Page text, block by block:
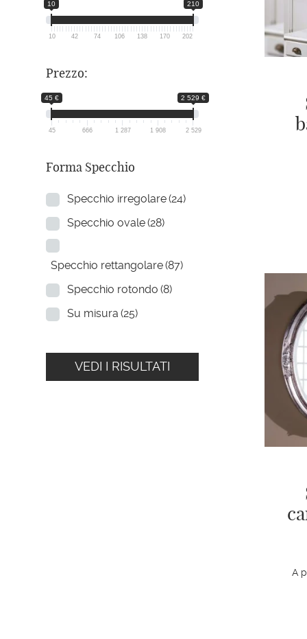
A
10 210
10 42 74 106 138 170 202
Prezzo:
45 € 2 529 €
45 666 1 287 1 908 2 529
Forma Specchio
Specchio irregolare(24)
Specchio ovale(28)
Specchio rettangolare(87)
Specchio rotondo (8)
Su misura (25)
VEDI I RISULTATI